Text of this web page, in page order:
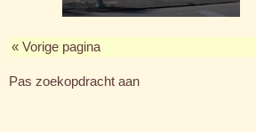
« Vorige pagina
Pas zoekopdracht aan